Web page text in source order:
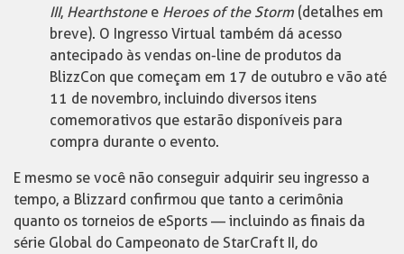
III, Hearthstonee Heroes of the Storm (detalhes em
breve). O Ingresso Virtual também dá acesso
antecipado às vendas on-line de produtos da
BlizzCon que começam em 17 de outubro e vão até
11 de novembro, incluindo diversos itens
comemorativos que estarão disponíveis para
compra durante o evento.
E mesmo se você não conseguir adquirir seu ingresso a
tempo, a Blizzard confirmou que tanto a cerimônia
quanto os torneios de eSports — incluindo as finais da
série Global do Campeonato de StarCraft II, do